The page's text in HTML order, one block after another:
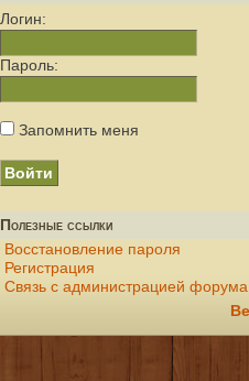
Логин:
Пароль:
Запомнить меня
Полезные ссылки
Восстановление пароля
Регистрация
Связь с администрацией форума